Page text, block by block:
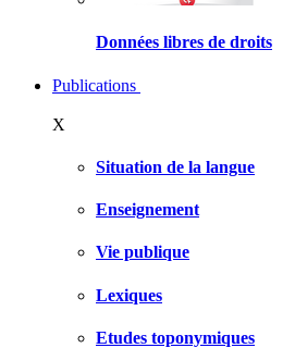
Données libres de droits
Publications
X
Situation de la langue
Enseignement
Vie publique
Lexiques
Etudes toponymiques